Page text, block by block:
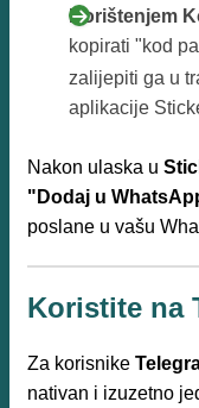
Korištenjem
kopirati "kod
zalijepiti ga u
aplikacije
Nakon ulaska u
"Dodaj u
poslane u vašu
Koristite na
Za korisnike
nativan i izuzetno